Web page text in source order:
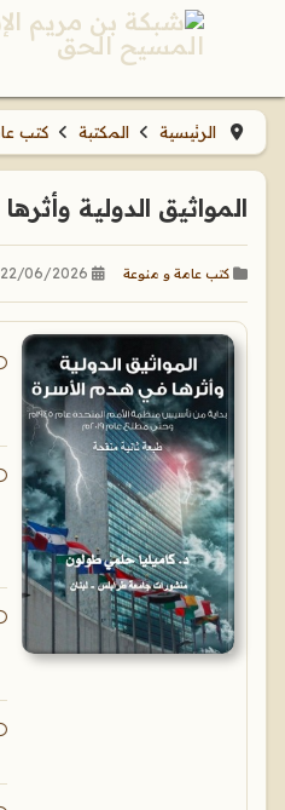
الرئيسية المكتبة كتب
المواثيق الدولية
كتب عامة و منوعة 22/06/2026